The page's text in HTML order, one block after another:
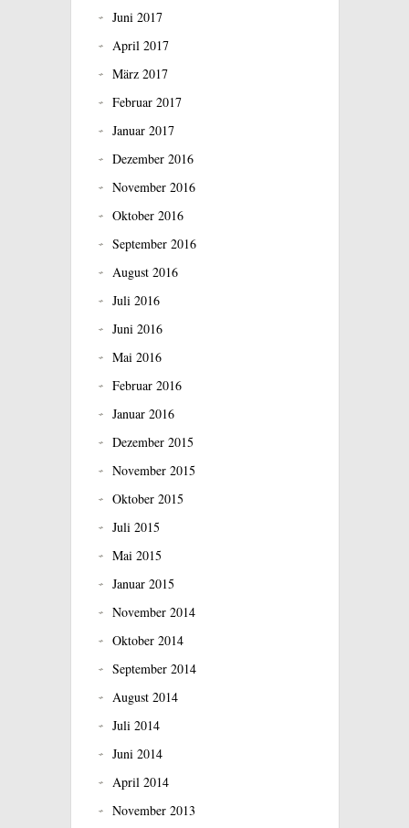
Juni 2017
April 2017
März 2017
Februar 2017
Januar 2017
Dezember 2016
November 2016
Oktober 2016
September 2016
August 2016
Juli 2016
Juni 2016
Mai 2016
Februar 2016
Januar 2016
Dezember 2015
November 2015
Oktober 2015
Juli 2015
Mai 2015
Januar 2015
November 2014
Oktober 2014
September 2014
August 2014
Juli 2014
Juni 2014
April 2014
November 2013